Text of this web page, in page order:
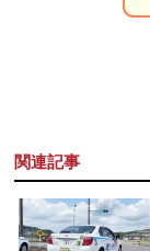
関連記事